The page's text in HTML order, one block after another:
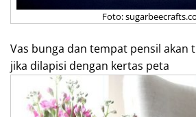
Foto:
Vas bunga dan tempat pensil akan
jika dilapisi dengan kertas peta